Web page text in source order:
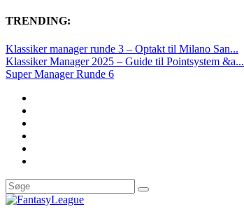
TRENDING:
Klassiker manager runde 3 – Optakt til Milano San...
Klassiker Manager 2025 – Guide til Pointsystem &a...
Super Manager Runde 6